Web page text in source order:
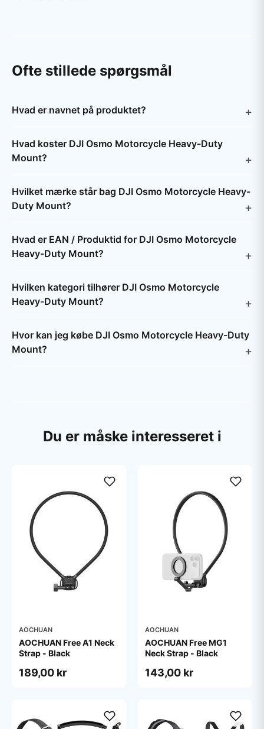
Ofte stillede spørgsmål
Hvad er navnet på produktet?
Hvad koster DJI Osmo Motorcycle Heavy-Duty
Mount?
Hvilket mærke står bag DJI Osmo Motorcycle Heavy-
Duty Mount?
Hvad er EAN / Produktid for DJI Osmo Motorcycle
Heavy-Duty Mount?
Hvilken kategori tilhører DJI Osmo Motorcycle
Heavy-Duty Mount?
Hvor kan jeg købe DJI Osmo Motorcycle Heavy-Duty
Mount?
Du er måske interesseret i
AOCHUAN
AOCHUAN Free A1 Neck
Strap - Black
189,00 kr
AOCHUAN
AOCHUAN Free MG1
Neck Strap - Black
143,00 kr